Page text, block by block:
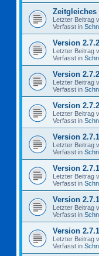
Letzter Beitrag
Verfasst in
Version
Letzter Beitrag
Verfasst in
Version
Letzter Beitrag
Verfasst in
Version
Letzter Beitrag
Verfasst in
Version
Letzter Beitrag
Verfasst in
Version
Letzter Beitrag
Verfasst in
Version
Letzter Beitrag
Verfasst in
Version
Letzter Beitrag
Verfasst in